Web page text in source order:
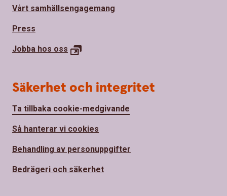
Vårt samhällsengagemang
Press
Jobba hos oss
Säkerhet och integritet
Ta tillbaka cookie-medgivande
Så hanterar vi cookies
Behandling av personuppgifter
Bedrägeri och säkerhet